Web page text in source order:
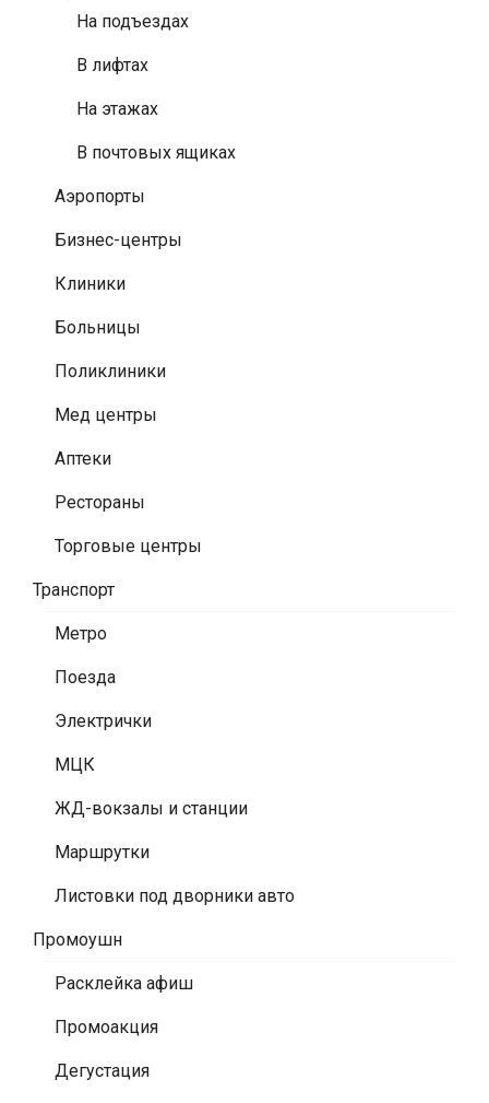
На подъездах
В лифтах
На этажах
В почтовых ящиках
Аэропорты
Бизнес-центры
Клиники
Больницы
Поликлиники
Мед центры
Аптеки
Рестораны
Торговые центры
Транспорт
Метро
Поезда
Электрички
МЦК
ЖД-вокзалы и станции
Маршрутки
Листовки под дворники авто
Промоушн
Расклейка афиш
Промоакция
Дегустация